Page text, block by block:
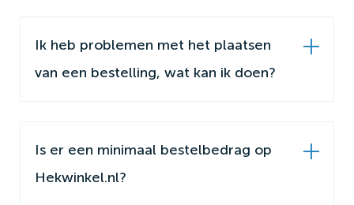
Ik heb problemen met het plaatsen
van een bestelling, wat kan ik doen?
Is er een minimaal bestelbedrag op
Hekwinkel.nl?